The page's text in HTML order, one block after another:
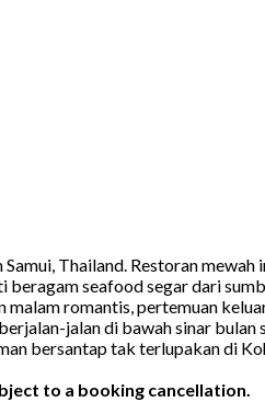
Thailand. Restoran mewah
seafood segar dari
romantis, pertemuan
jalan di bawah sinar bulan
bersantap tak terlupakan di
to a booking cancellation.